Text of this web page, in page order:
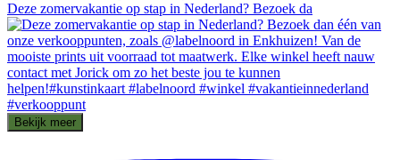
Deze zomervakantie op stap in Nederland? Bezoek da
Bekijk meer